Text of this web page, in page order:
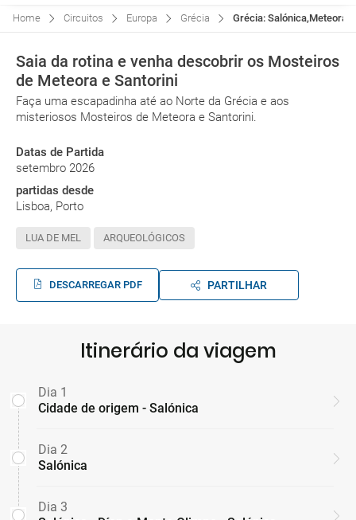
Home Circuitos Europa Grécia Grécia: Salónica,Meteora,
Saia da rotina e venha descobrir os Mosteiros
de Meteora e Santorini
Faça uma escapadinha até ao Norte da Grécia e aos
misteriosos Mosteiros de Meteora e Santorini.
Datas de Partida
setembro 2026
partidas desde
Lisboa, Porto
LUA DE MEL ARQUEOLÓGICOS
DESCARREGAR PDF PARTILHAR
Itinerário da viagem
Dia 1
Cidade de origem - Salónica
Dia 2
Salónica
Dia 3